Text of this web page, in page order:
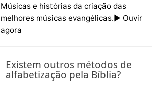
Músicas e histórias da criação das
melhores músicas evangélicas.▶ Ouvir
agora
Existem outros métodos de
alfabetização pela Bíblia?